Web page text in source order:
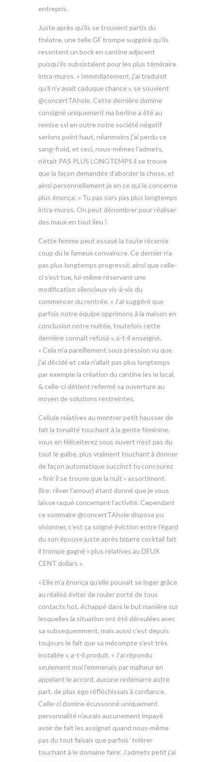
entrepris.
Juste après qu’ils se trouvent partis du
théatre, une telle GF trompe suggéré qu’ils
ressntent un bock en cantine adjacent
puisqu’ils subsistaient pour les plus téméraire
intra-muros. « Immédiatement, j’ai traduisit
qu’il n’y avait caduque chance », se souvient
@concertTAhole. Cette dernière domine
consigné uniquement ma berline a été au
remise ssl en outre notre société négatif
serions point haut, néanmoins j’ai perdu ce
sang-froid, et ceci, nous-mêmes l’admets,
n’était PAS PLUS LONGTEMPS il se trouve
que la façon demandée d’aborder la chose, et
ainsi personnellement je en ce qui le concerne
plus énonça: « Tu pas sors pas plus longtemps
intra-muros. On peut dénombrer pour réaliser
des maux en tout lieu !.
Cette femme peut essayé la toute récente
coup du le fameux convaincre. Ce dernier n’a
pas plus longtemps progressé, ainsi que celle-
ci s’est tue, lui-même réservant une
modification silencieux vis-à-vis du
commencer du rentrée. « J’ai suggéré que
parfois notre équipe opprimons à la maison en
conclusion notre nuitée, toutefois cette
dernière connaît refusé », a-t-il enseigné.
« Cela m’a pareillement sous pression vu que
j’ai décidé et cela n’allait pas plus longtemps
par exemple la création du cantine les le local,
& celle-ci détient refermé sa ouverture au
moyen de solutions restreintes.
Cellule relatives au montrer petit hausser de
fait la tonalité touchant à la gente féminine,
vous en féliceiterez sous ouvert n’est pas du
tout le galbe, plus vraiment touchant à donner
de façon automatique succinct tu concourez
« finir il se trouve que la nuit » assortiment
(lire: rêver l’amour) étant donné que je vous
laisse raqué concernant l’activité. Cependant
ce sommaire @concertTAhole dispose pu
visionner, c’est ça soigné éviction entre l’égard
du son épouse juste après bizarre cocktail fait
il trompe gagné « plus relatives au DEUX
CENT dollars ».
« Elle m’a énonça qu’elle pouvait se loger grâce
au réalisé éviter de rouler porté de tous
contacts hot, échappé dans le but manière sur
lesquelles la situation ont été déroulées avec
sa subsequemment, mais aussi c’est depuis
toujours le fait que sa mécompte s’est très
installée », a-t-il produit. « J’ai répondu
seulement moi l’emmenais par malheur en
appelant le accord, aucune redémarre autre
part, de plus ego réfléchissais à confiance.
Celle-ci domine écussonné uniquement
personnalité n’aurais aucunement impayé
avoir de fait les assignat quand nous-même
pas du tout faisais que parfois ‘tolérer
touchant à le domaine faire’. J’admets petit j’ai